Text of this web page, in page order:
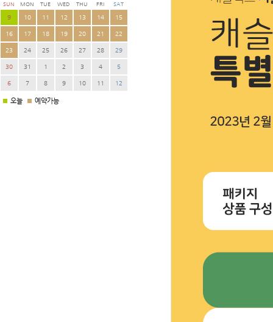
SUN MON TUE WED THU FRI SAT
9 10 11 12 13 14 15
16 17 18 19 20 21 22
23 24 25 26 27 28 29
30 31 1 2 3 4 5
6 7 8 9 10 11 12
오늘 예약가능